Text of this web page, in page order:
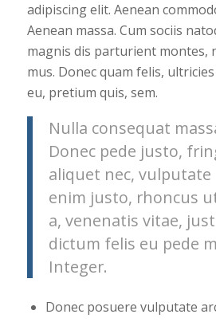
adipiscing elit. Aenean
Aenean massa. Cum sociis
magnis dis parturient montes,
mus. Donec quam felis,
eu, pretium quis, sem.
Nulla consequat
Donec pede justo,
aliquet nec, vulputate
enim justo, rhoncus
a, venenatis vitae,
dictum felis eu pede
Integer.
Donec posuere vulputate